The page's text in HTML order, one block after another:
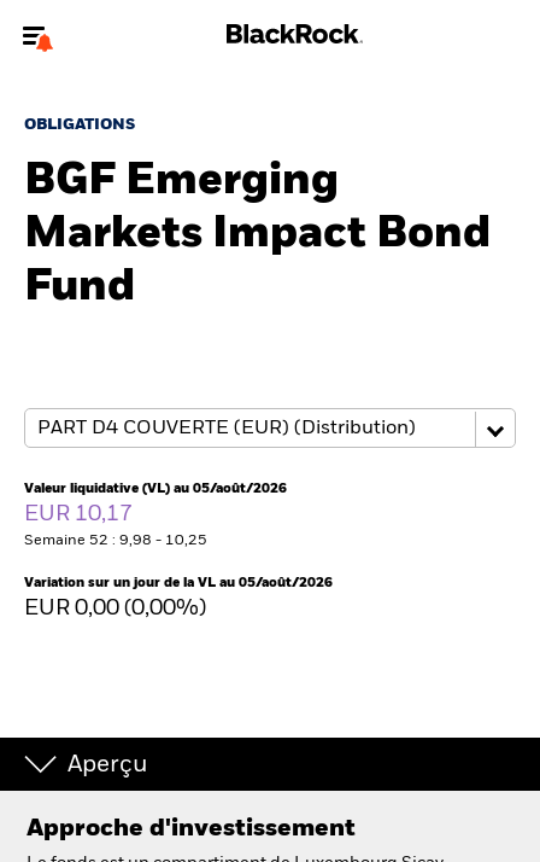
financiers.
jourvotre type d'utilisateur
A propos de BlackRock
Produits
Insights
ETFs & Fonds indiciels
Documents
Intermédiaires financiers.
NL FR
BlackRock
OBLIGATIONS
BGF Emerging
Markets Impact Bond
Fund
Valeur liquidative (VL) au 05/août/2026
EUR 10,17
Semaine 52 : 9,98 - 10,25
Variation sur un jour de la VL au 05/août/2026
EUR 0,00 (0,00%)
Aperçu
Approche d'investissement